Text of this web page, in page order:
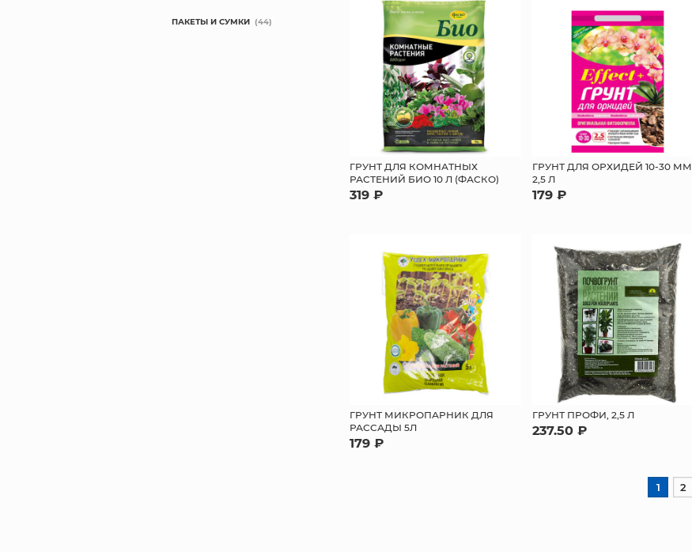
ГРУНТ ДЛЯ КОМНАТНЫХ
РАСТЕНИЙ БИО 10 Л (ФАСКО)
319 ₽
ГРУНТ ДЛЯ ОРХИДЕЙ 10-30 ММ,
2,5 Л
179 ₽
ГРУНТ МИКРОПАРНИК ДЛЯ
РАССАДЫ 5Л
179 ₽
ГРУНТ ПРОФИ, 2,5 Л
237.50 ₽
1 2
ПАКЕТЫ И СУМКИ (44)